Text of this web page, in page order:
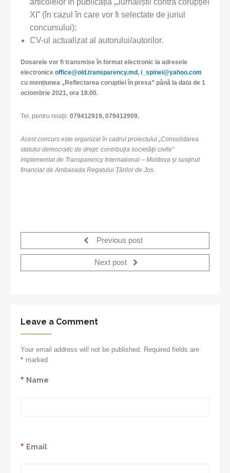
XI” (în cazul în care vor fi selectate de juriul
concursului);
CV-ul actualizat al autorului/autorilor.
Dosarele vor fi transmise în format electronic la adresele
electronice office@old.transparency.md, i_spinei@yahoo.com
cu mențiunea „Reflectarea coruptiei în presa” până la data de 1
octombrie 2021, ora 18.00.
Tel. pentru relații: 079412919, 079412909.
Acest concurs este organizat în cadrul proiectului „Consolidarea
statului democratic de drept: contribuţia societăţii civile”
implementat de Transparency International – Moldova şi susţinut
financiar de Ambasada Regatului Ţărilor de Jos.
Previous post
Next post
Leave a Comment
Your email address will not be published. Required fields are
marked
*
Name
*
Email
*